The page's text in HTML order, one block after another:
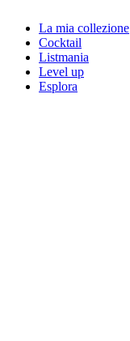
La mia collezione
Cocktail
Listmania
Level up
Esplora